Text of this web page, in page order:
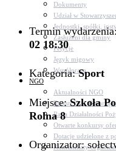
Dokumenty
Udział w
Jednostki, spółki,
Zasłużeni dla gminy
Petycje
Język migowy
Współpraca
NGO
Aktualności NGO
Rejestr Org.
Rada Działalności
Otwarte konkursy
Dotacje udzielone z
Komunikaty
Termin
02 18:30
Kategoria:Sport
Miejsce:Szkoła
Rolna 8
Organizator: